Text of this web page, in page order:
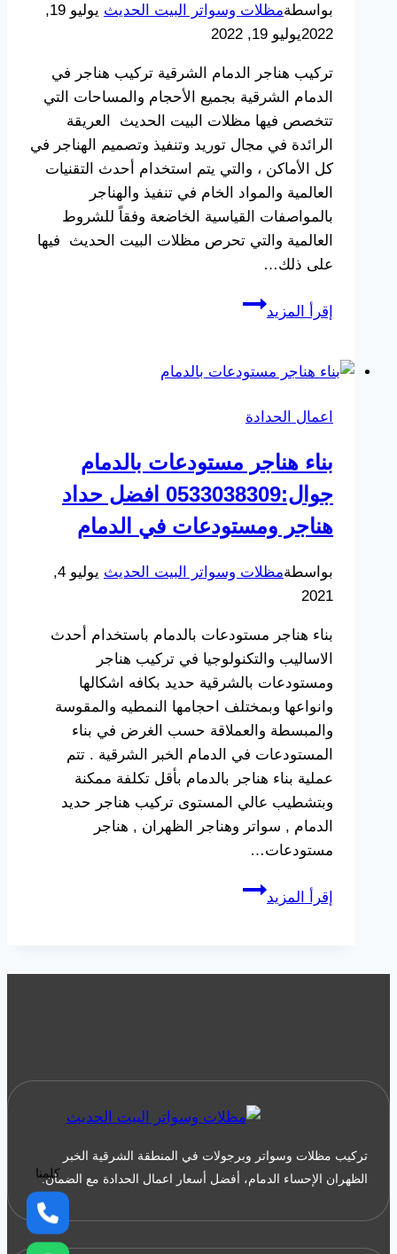
حداد
هناجر
–
شركة
هناجر
ومستودعات
الدمام
بواسطةمظلات وسواتر البيت الحديث
يوليو 19,
2022يوليو 19, 2022
تركيب هناجر الدمام الشرقية تركيب هناجر في
الدمام الشرقية بجميع الأحجام والمساحات التي
تتخصص فيها مظلات البيت الحديث العريقة
الرائدة في مجال توريد وتنفيذ وتصميم الهناجر في
كل الأماكن ، والتي يتم استخدام أحدث التقنيات
العالمية والمواد الخام في تنفيذ والهناجر
بالمواصفات القياسية الخاضعة وفقاً للشروط
العالمية والتي تحرص مظلات البيت الحديث فيها
على ذلك…
إقرأ المزيد
تركيب
الشرقية
الهناجر
اعمال الحدادة
بناء هناجر مستودعات بالدمام
جوال:0533038309 افضل حداد
هناجر ومستودعات في الدمام
بواسطةمظلات وسواتر البيت الحديث
يوليو 4,
2021
بناء هناجر مستودعات بالدمام باستخدام أحدث
الاساليب والتكنولوجيا في تركيب هناجر
ومستودعات بالشرقية حديد بكافه اشكالها
وانواعها وبمختلف احجامها النمطيه والمقوسة
والمبسطة والعملاقة حسب الغرض في بناء
المستودعات في الدمام الخبر الشرقية . تتم
عملية بناء هناجر بالدمام بأقل تكلفة ممكنة
وبتشطيب عالي المستوى تركيب هناجر حديد
الدمام , سواتر وهناجر الظهران , هناجر
مستودعات…
إقرأ المزيد
بناء
ومستودعات
في
الدمام
تركيب مظلات وسواتر وبرجولات في المنطقة الشرقية الخبر
الظهران الإحساء الدمام، أفضل أسعار اعمال الحدادة مع الضمان.
كلمنا